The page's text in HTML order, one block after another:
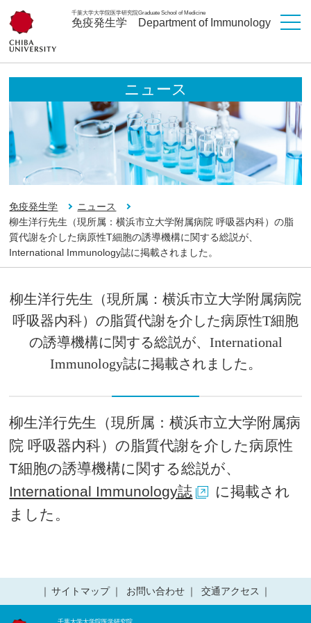
千葉大学大学院医学研究院
免疫発生学
Graduate School of Medicine
Department of Immunology
ニュース
免疫発生学
ニュース
柳生洋行先生（現所属：横浜市立大学附属病院 呼吸器内科）の脂
質代謝を介した病原性T細胞の誘導機構に関する総説が、
International Immunology誌に掲載されました。
柳生洋行先生（現所属：横浜市立大学附属病院
呼吸器内科）の脂質代謝を介した病原性T細胞
の誘導機構に関する総説が、International
Immunology誌に掲載されました。
柳生洋行先生（現所属：横浜市立大学附属病
院 呼吸器内科）の脂質代謝を介した病原性
T細胞の誘導機構に関する総説が、
International Immunology誌
に掲載され
ました。
サイトマップ お問い合わせ 交通アクセス
千葉大学大学院医学研究院